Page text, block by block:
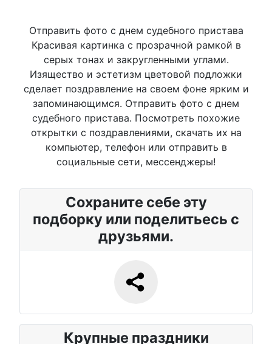
Отправить фото с днем судебного пристава
Красивая картинка с прозрачной рамкой в
серых тонах и закругленными углами.
Изящество и эстетизм цветовой подложки
сделает поздравление на своем фоне ярким и
запоминающимся. Отправить фото с днем
судебного пристава. Посмотреть похожие
открытки с поздравлениями, скачать их на
компьютер, телефон или отправить в
социальные сети, мессенджеры!
Сохраните себе эту
подборку или поделитьесь с
друзьями.
Крупные праздники